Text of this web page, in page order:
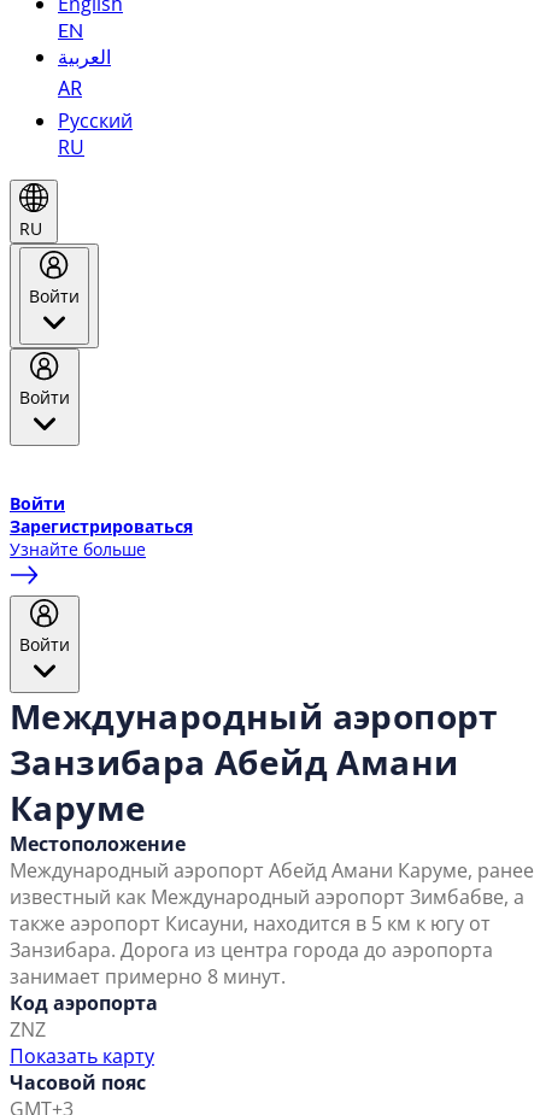
EN
العربية
AR
Русский
RU
RU
Войти
Войти
Войти
Зарегистрироваться
Узнайте больше
Войти
Международный аэропорт
Занзибара Абейд Амани
Каруме
Местоположение
Международный аэропорт Абейд Амани Каруме, ранее
известный как Международный аэропорт Зимбабве, а
также аэропорт Кисауни, находится в 5 км к югу от
Занзибара. Дорога из центра города до аэропорта
занимает примерно 8 минут.
Код аэропорта
ZNZ
Показать карту
Часовой пояс
GMT+3